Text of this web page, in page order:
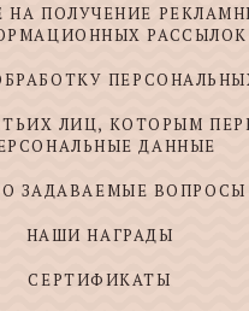
НА ПОЛУЧЕНИЕ
РАССЫЛОК
ЛИЦ, КОТОРЫМ
ДАННЫЕ
ЗАДАВАЕМЫЕ ВОПРОСЫ
НАШИ НАГРАДЫ
СЕРТИФИКАТЫ